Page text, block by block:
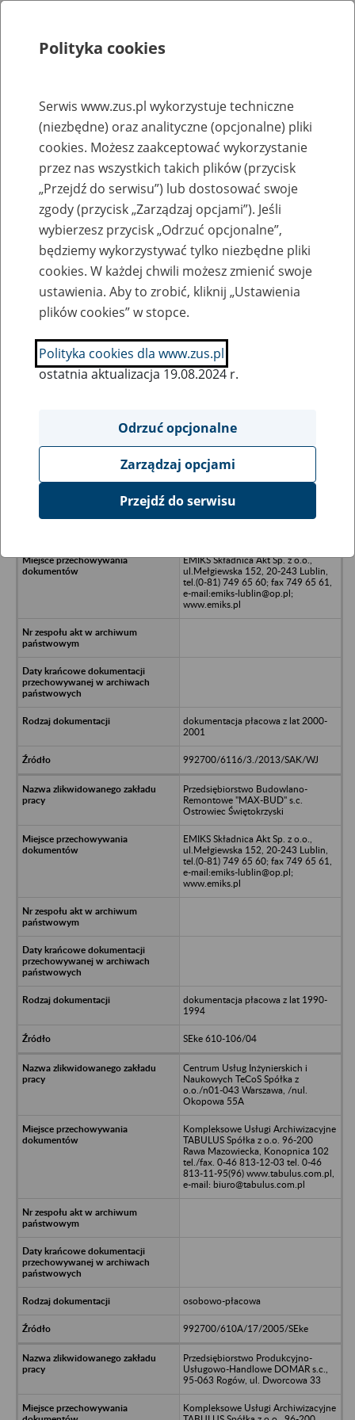
Rejestry, ewidencje i archiwa
Baza zlikwidowanych lub
przekształconych zakładów pracy
Nazwa zakładu pracy:
SZUKAJ
Ukryj wszystkie pozycje bazy
Hurtownia Wod-Kan-Co sp. z o.o.,
EMIKS Składnica Akt Sp. z o.o.,
ul.Mełgiewska 152, 20-243 Lublin,
tel.(0-81) 749 65 60; fax 749 65 61,
e-mail:emiks-lublin@op.pl;
www.emiks.pl
dokumentacja płacowa z lat 2000-
2001
992700/6116/3./2013/SAK/WJ
Przedsiębiorstwo Budowlano-
Remontowe "MAX-BUD" s.c.
Ostrowiec Świętokrzyski
EMIKS Składnica Akt Sp. z o.o.,
ul.Mełgiewska 152, 20-243 Lublin,
tel.(0-81) 749 65 60; fax 749 65 61,
e-mail:emiks-lublin@op.pl;
www.emiks.pl
dokumentacja płacowa z lat 1990-
1994
SEke 610-106/04
Centrum Usług Inżynierskich i
Naukowych TeCoS Spółka z
o.o./n01-043 Warszawa, /nul.
Okopowa 55A
Kompleksowe Usługi Archiwizacyjne
TABULUS Spółka z o.o. 96-200
Rawa Mazowiecka, Konopnica 102
tel./fax. 0-46 813-12-03 tel. 0-46
813-11-95(96) www.tabulus.com.pl,
e-mail: biuro@tabulus.com.pl
osobowo-płacowa
992700/610A/17/2005/SEke
Przedsiębiorstwo Produkcyjno-
Usługowo-Handlowe DOMAR s.c.,
95-063 Rogów, ul. Dworcowa 33
Kompleksowe Usługi Archiwizacyjne
Polityka cookies
Serwis www.zus.pl wykorzystuje techniczne
(niezbędne) oraz analityczne (opcjonalne) pliki
cookies. Możesz zaakceptować wykorzystanie
przez nas wszystkich takich plików (przycisk
„Przejdź do serwisu”) lub dostosować swoje
zgody (przycisk „Zarządzaj opcjami”). Jeśli
wybierzesz przycisk „Odrzuć opcjonalne”,
będziemy wykorzystywać tylko niezbędne pliki
cookies. W każdej chwili możesz zmienić swoje
ustawienia. Aby to zrobić, kliknij „Ustawienia
plików cookies” w stopce.
Polityka cookies dla www.zus.pl
ostatnia aktualizacja 19.08.2024 r.
Odrzuć opcjonalne
Zarządzaj opcjami
Przejdź do serwisu